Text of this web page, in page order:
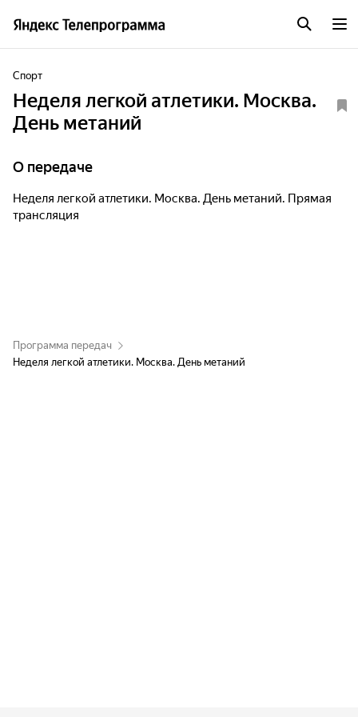
Спорт
Неделя легкой атлетики. Москва.
День метаний
О передаче
Неделя легкой атлетики. Москва. День метаний. Прямая
трансляция
Программа передач
Неделя легкой атлетики. Москва. День метаний